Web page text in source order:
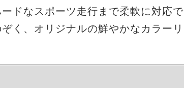
ドなスポーツ走行まで柔軟に対応で
く、オリジナルの鮮やかなカラーリ